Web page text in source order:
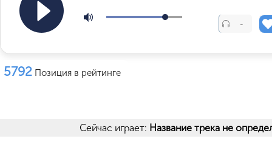
-
5792 Позиция в рейтинге
Сейчас играет: Название трека не